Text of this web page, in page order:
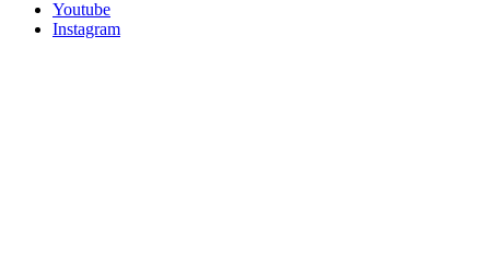
Youtube
Instagram